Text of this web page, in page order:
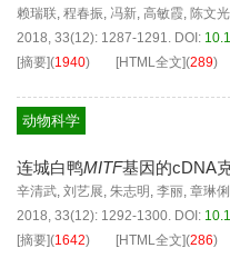
赖瑞联, 程春振, 冯新, 高敏霞, 陈文光
2018, 33(12): 1287-1291. DOI:
[摘要](1940) [HTML全文](289)
动物科学
连城白鸭MITF基因的cDNA
辛清武, 刘艺展, 朱志明 , 李丽, 章琳俐
2018, 33(12): 1292-1300. DOI:
[摘要](1642) [HTML全文](286)